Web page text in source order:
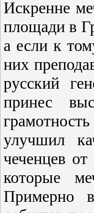
Искренне
площади в
а если к
них
русский
принес
улучшил
чеченцев
которые
Примерно